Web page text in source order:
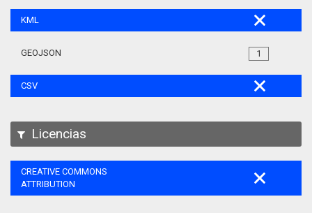
KML
1
GEOJSON
CSV
Licencias
CREATIVE COMMONS
ATTRIBUTION